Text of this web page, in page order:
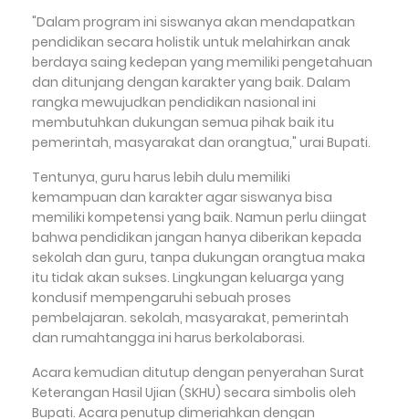
"Dalam program ini siswanya akan mendapatkan
pendidikan secara holistik untuk melahirkan anak
berdaya saing kedepan yang memiliki pengetahuan
dan ditunjang dengan karakter yang baik. Dalam
rangka mewujudkan pendidikan nasional ini
membutuhkan dukungan semua pihak baik itu
pemerintah, masyarakat dan orangtua," urai Bupati.
Tentunya, guru harus lebih dulu memiliki
kemampuan dan karakter agar siswanya bisa
memiliki kompetensi yang baik. Namun perlu diingat
bahwa pendidikan jangan hanya diberikan kepada
sekolah dan guru, tanpa dukungan orangtua maka
itu tidak akan sukses. Lingkungan keluarga yang
kondusif mempengaruhi sebuah proses
pembelajaran. sekolah, masyarakat, pemerintah
dan rumahtangga ini harus berkolaborasi.
Acara kemudian ditutup dengan penyerahan Surat
Keterangan Hasil Ujian (SKHU) secara simbolis oleh
Bupati. Acara penutup dimeriahkan dengan